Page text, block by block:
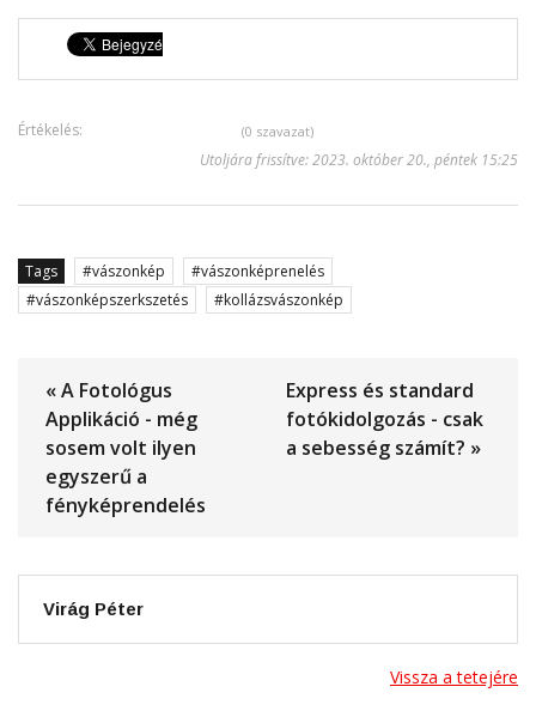
Értékelés: (0 szavazat)
Utoljára frissítve: 2023. október 20., péntek 15:25
Tags vászonkép
vászonképrenelés
vászonképszerkszetés
kollázsvászonkép
« A Fotológus
Applikáció - még
sosem volt ilyen
egyszerű a
fényképrendelés
Express és standard
fotókidolgozás - csak
a sebesség számít? »
Virág Péter
Vissza a tetejére